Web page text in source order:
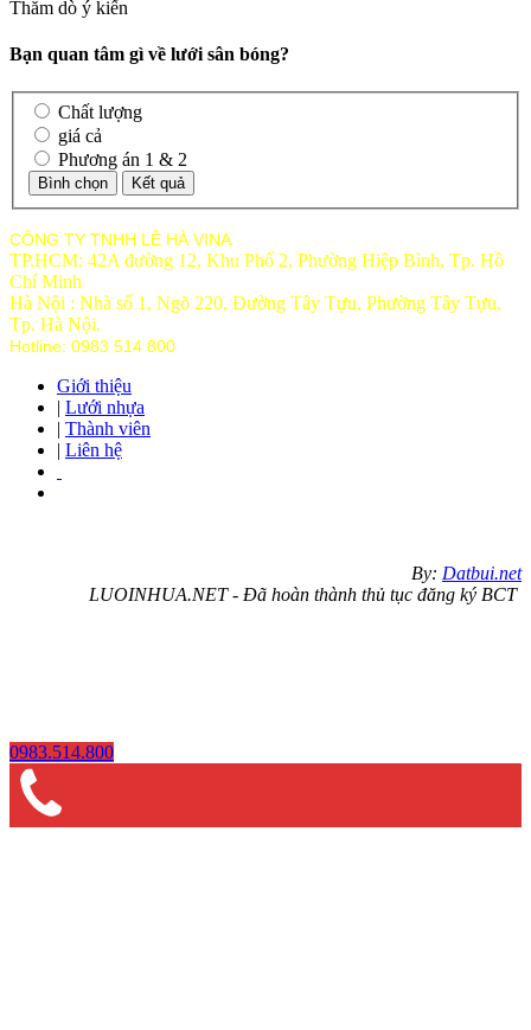
Thăm dò ý kiến
Bạn quan tâm gì về lưới sân bóng?
Chất lượng
giá cả
Phương án 1 & 2
CÔNG TY TNHH LÊ HÀ VINA
TP.HCM: 42A đường 12, Khu Phố 2, Phường Hiệp Bình, Tp. Hồ
Chí Minh
Hà Nội : Nhà số 1, Ngõ 220, Đường Tây Tựu, Phường Tây Tựu,
Tp. Hà Nội.
Hotline: 0983 514 800
Giới thiệu
| Lưới nhựa
| Thành viên
| Liên hệ
By: Datbui.net
LUOINHUA.NET - Đã hoàn thành thủ tục đăng ký BCT
0983.514.800